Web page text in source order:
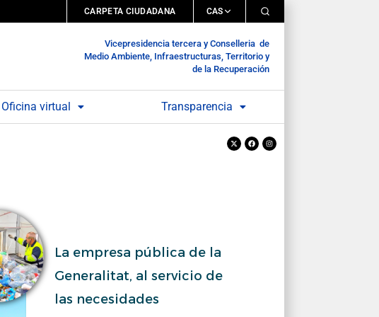
CARPETA CIUDADANA CAS
Vicepresidencia tercera y Conselleria de
Medio Ambiente, Infraestructuras, Territorio y
de la Recuperación
Oficina virtual Transparencia
twitter
La empresa pública de la
Generalitat, al servicio de
las necesidades